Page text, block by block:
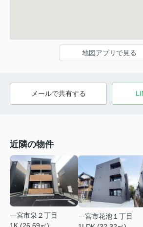
地図アプリで見る
メールで共有する
近隣の物件
一宮市泉２丁目
一宮市花池１丁目